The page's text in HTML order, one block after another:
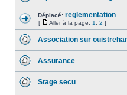
Déplacé: reglementation
[ Aller à la page: 1 2 ]
Association sur
Assurance
Stage secu